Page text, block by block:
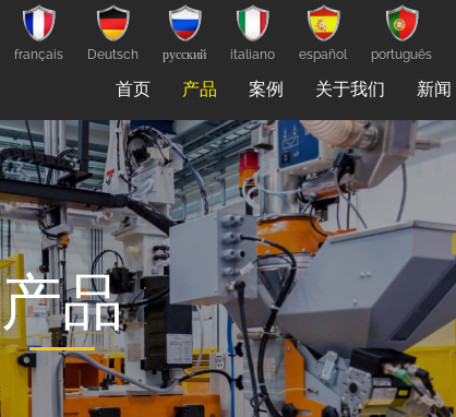
français Deutsch русский italiano español português
首页 产品 案例 关于我们 新闻
产品